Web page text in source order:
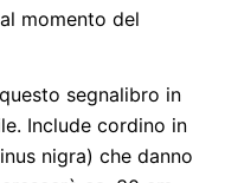
momento del
segnalibro in
Include cordino in
nigra) che danno